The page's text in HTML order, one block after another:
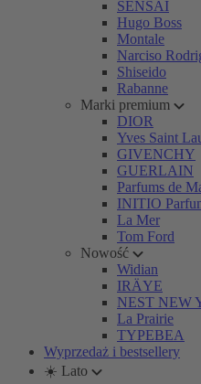
SENSAI
Hugo Boss
Montale
Narciso
Shiseido
Rabanne
Marki premium
DIOR
Yves Saint
GIVENCHY
GUERLAIN
Parfums de
INITIO
La Mer
Tom Ford
Nowość
Widian
IRÄYE
NEST NEW
La Prairie
TYPEBEA
Wyprzedaż i bestsellery
☀️ Lato